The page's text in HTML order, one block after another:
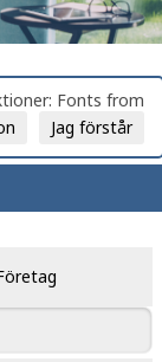
Fonts from
Jag förstår